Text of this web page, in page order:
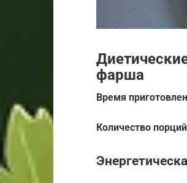
фарша
Время
Количество